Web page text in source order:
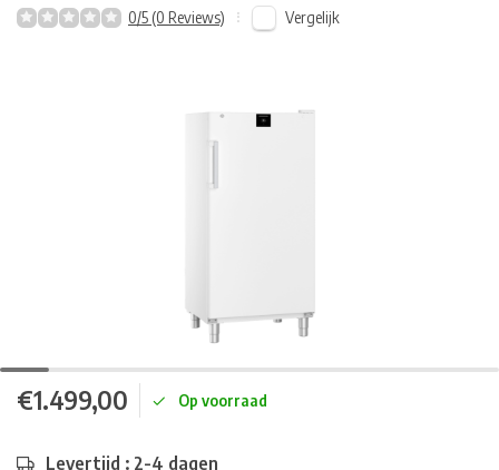
0/5 (0 Reviews) Vergelijk
€1.499,00 Op voorraad
Levertijd : 2-4 dagen